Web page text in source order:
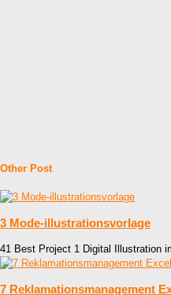
Other Post
3 Mode-illustrationsvorlage
41 Best Project 1 Digital Illustration
7 Reklamationsmanagement